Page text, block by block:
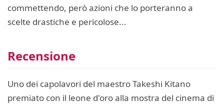
commettendo, però azioni che lo porteranno a
scelte drastiche e pericolose...
Recensione
Uno dei capolavori del maestro Takeshi Kitano
premiato con il leone d'oro alla mostra del cinema di